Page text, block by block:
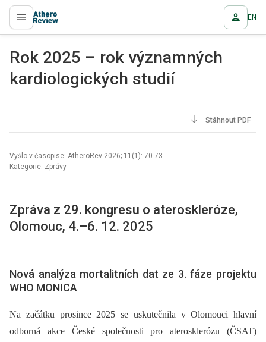
proLékaře.cz EN
Rok 2025 – rok významných
kardiologických studií
Stáhnout PDF
Vyšlo v časopise: AtheroRev 2026; 11(1): 70-73
Kategorie: Zprávy
Zpráva z 29. kongresu o ateroskleróze,
Olomouc, 4.–6. 12. 2025
Nová analýza mortalitních dat ze 3. fáze projektu
WHO MONICA
Na začátku prosince 2025 se uskutečnila v Olomouci hlavní
odborná akce České společnosti pro aterosklerózu (ČSAT)